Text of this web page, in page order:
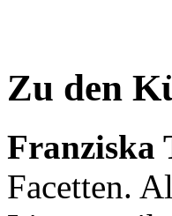
Zu den
Franziska
Facetten.